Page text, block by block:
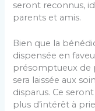
seront recon­nus,
parents et amis.
Bien que la
dispensée en
présomptueux de
sera laissée aux
disparus. Ce
plus d’intérêt à